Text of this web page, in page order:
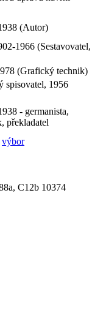
(Autor)
1966 (Sestavovatel,
(Grafický technik)
spisovatel, 1956
- germanista,
překladatel
výbor
C12b 10374